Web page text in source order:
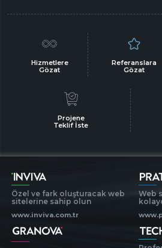
Hizmetlere
Gözat
Referanslara
Gözat
Projene
Teklif İste
Özel ve fark oluşturacak web
sitelerine sahip olun
www.inviva.com.tr
Web